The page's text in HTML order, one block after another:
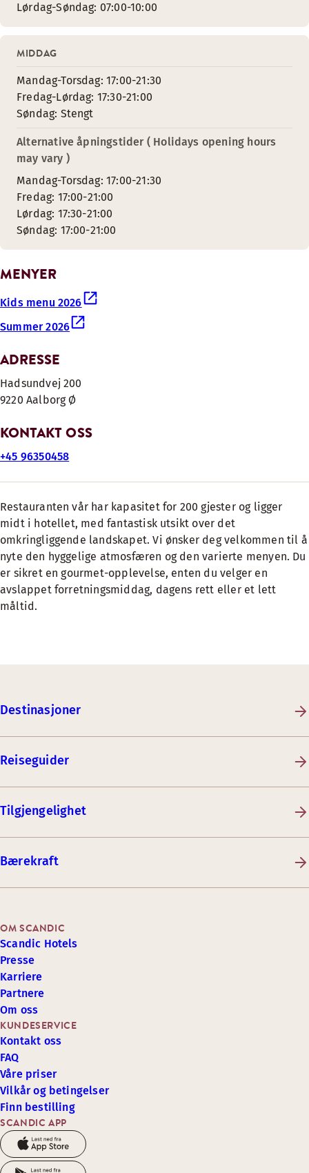
Lørdag-Søndag: 07:00-10:00
MIDDAG
Mandag-Torsdag: 17:00-21:30
Fredag-Lørdag: 17:30-21:00
Søndag: Stengt
Alternative åpningstider ( Holidays opening hours
may vary )
Mandag-Torsdag: 17:00-21:30
Fredag: 17:00-21:00
Lørdag: 17:30-21:00
Søndag: 17:00-21:00
MENYER
Kids menu 2026
Summer 2026
ADRESSE
Hadsundvej 200
9220 Aalborg Ø
KONTAKT OSS
+45 96350458
Restauranten vår har kapasitet for 200 gjester og ligger
midt i hotellet, med fantastisk utsikt over det
omkringliggende landskapet. Vi ønsker deg velkommen til å
nyte den hyggelige atmosfæren og den varierte menyen. Du
er sikret en gourmet-opplevelse, enten du velger en
avslappet forretningsmiddag, dagens rett eller et lett
måltid.
Destinasjoner
Reiseguider
Tilgjengelighet
Bærekraft
SCANDIC APP
KUNDESERVICE
Kontakt oss
FAQ
Våre priser
Vilkår og betingelser
Finn bestilling
OM SCANDIC
Scandic Hotels
Presse
Karriere
Partnere
Om oss